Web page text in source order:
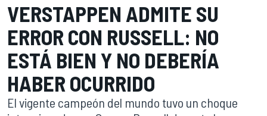
VERSTAPPEN ADMITE SU
ERROR CON RUSSELL: NO
ESTÁ BIEN Y NO DEBERÍA
HABER OCURRIDO
El vigente campeón del mundo tuvo un choque